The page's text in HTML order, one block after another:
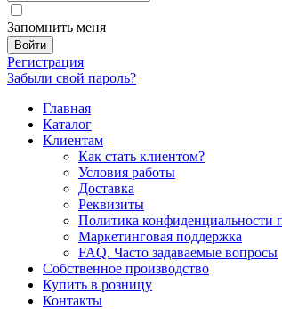
Запомнить меня
Регистрация
Забыли свой пароль?
Главная
Каталог
Клиентам
Как стать клиентом?
Условия работы
Доставка
Реквизиты
Политика конфиденциальности
Маркетинговая поддержка
FAQ. Часто задаваемые вопросы
Собственное производство
Купить в розницу
Контакты